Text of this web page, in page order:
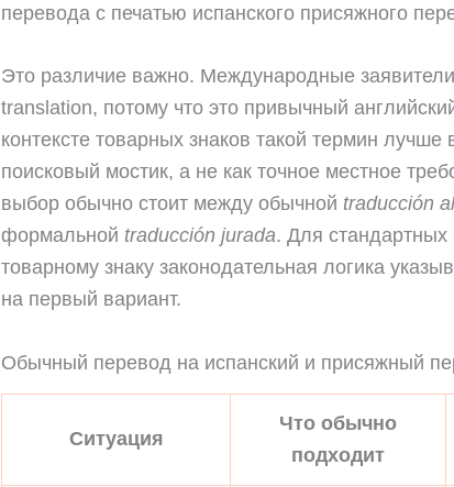
перевода с печатью испанского присяжного
Это различие важно. Международные
translation, потому что это привычный
контексте товарных знаков такой термин лучше
поисковый мостик, а не как точное местное
выбор обычно стоит между обычной traducción
формальной traducción jurada. Для
товарному знаку законодательная логика
на первый вариант.
Обычный перевод на испанский и присяжный
Ситуация
Что обычно
подходит